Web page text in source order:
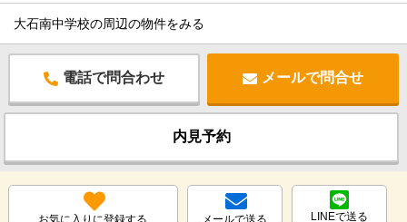
大石南中学校の周辺の物件をみる
電話で問合わせ メールで問合せ
内見予約
お気に入りに登録する メールで送る LINEで送る